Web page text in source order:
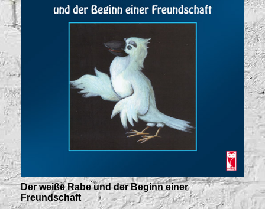
Der weiße Rabe und der Beginn einer
Freundschaft